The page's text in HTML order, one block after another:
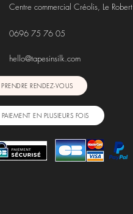
Centre commercial Créolis, Le Robert
0696 75 76 05
hello@tapesinsilk.com
PRENDRE RENDEZ-VOUS
PAIEMENT EN PLUSIEURS FOIS